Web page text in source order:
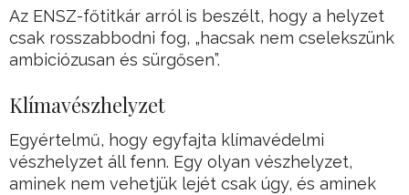
Az ENSZ-főtitkár arról is beszélt, hogy a helyzet
csak rosszabbodni fog, „hacsak nem cselekszünk
ambiciózusan és sürgősen”.
Klímavészhelyzet
Egyértelmű, hogy egyfajta klímavédelmi
vészhelyzet áll fenn. Egy olyan vészhelyzet,
aminek nem vehetjük lejét csak úgy, és aminek